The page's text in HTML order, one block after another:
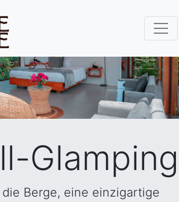
Glamping
Berge, eine einzigartige